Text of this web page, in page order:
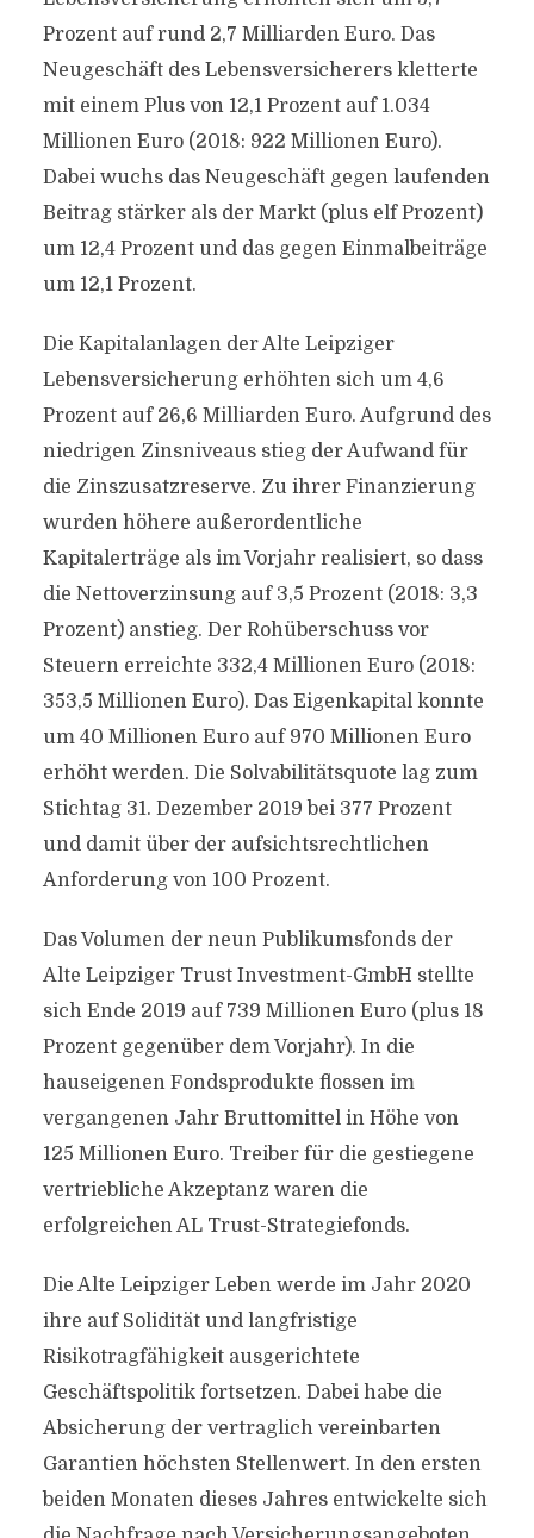
Prozent auf rund 2,7 Milliarden Euro. Das
Neugeschäft des Lebensversicherers kletterte
mit einem Plus von 12,1 Prozent auf 1.034
Millionen Euro (2018: 922 Millionen Euro).
Dabei wuchs das Neugeschäft gegen laufenden
Beitrag stärker als der Markt (plus elf Prozent)
um 12,4 Prozent und das gegen Einmalbeiträge
um 12,1 Prozent.
Die Kapitalanlagen der Alte Leipziger
Lebensversicherung erhöhten sich um 4,6
Prozent auf 26,6 Milliarden Euro. Aufgrund des
niedrigen Zinsniveaus stieg der Aufwand für
die Zinszusatzreserve. Zu ihrer Finanzierung
wurden höhere außerordentliche
Kapitalerträge als im Vorjahr realisiert, so dass
die Nettoverzinsung auf 3,5 Prozent (2018: 3,3
Prozent) anstieg. Der Rohüberschuss vor
Steuern erreichte 332,4 Millionen Euro (2018:
353,5 Millionen Euro). Das Eigenkapital konnte
um 40 Millionen Euro auf 970 Millionen Euro
erhöht werden. Die Solvabilitätsquote lag zum
Stichtag 31. Dezember 2019 bei 377 Prozent
und damit über der aufsichtsrechtlichen
Anforderung von 100 Prozent.
Das Volumen der neun Publikumsfonds der
Alte Leipziger Trust Investment-GmbH stellte
sich Ende 2019 auf 739 Millionen Euro (plus 18
Prozent gegenüber dem Vorjahr). In die
hauseigenen Fondsprodukte flossen im
vergangenen Jahr Bruttomittel in Höhe von
125 Millionen Euro. Treiber für die gestiegene
vertriebliche Akzeptanz waren die
erfolgreichen AL Trust-Strategiefonds.
Die Alte Leipziger Leben werde im Jahr 2020
ihre auf Solidität und langfristige
Risikotragfähigkeit ausgerichtete
Geschäftspolitik fortsetzen. Dabei habe die
Absicherung der vertraglich vereinbarten
Garantien höchsten Stellenwert. In den ersten
beiden Monaten dieses Jahres entwickelte sich